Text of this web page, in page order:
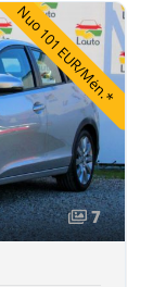
Nuo 101 EUR/Mėn.*
7